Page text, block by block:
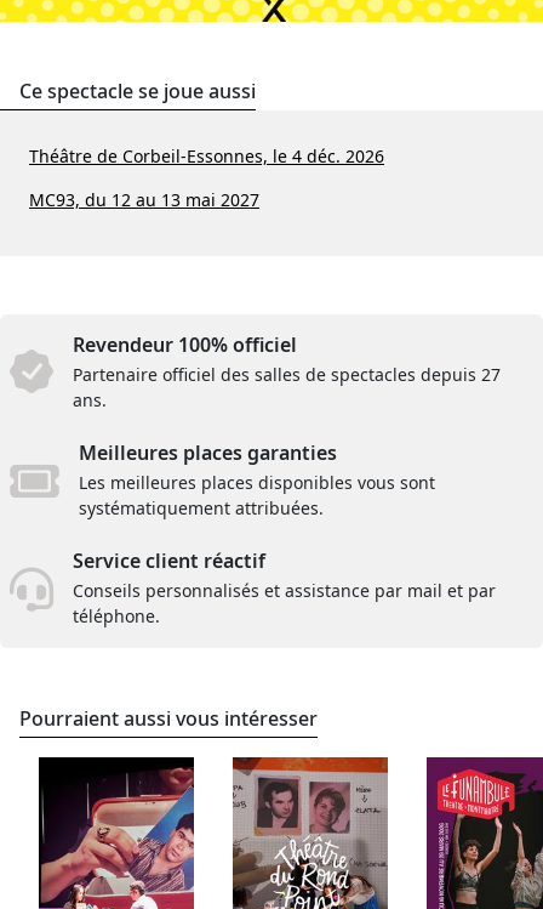
Ce spectacle se joue aussi
Théâtre de Corbeil-Essonnes, le 4 déc. 2026
MC93, du 12 au 13 mai 2027
Revendeur 100% officiel
Partenaire officiel des salles de spectacles depuis 27
ans.
Meilleures places garanties
Les meilleures places disponibles vous sont
systématiquement attribuées.
Service client réactif
Conseils personnalisés et assistance par mail et par
téléphone.
Pourraient aussi vous intéresser